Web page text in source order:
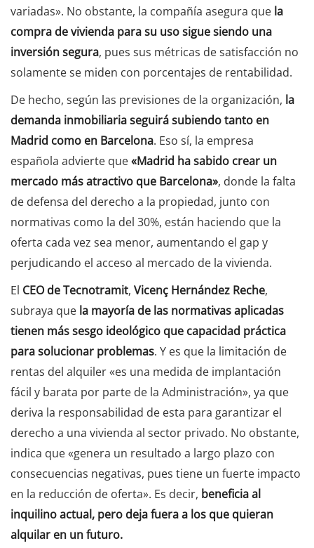
variadas». No obstante, la compañía asegura que la
compra de vivienda para su uso sigue siendo una
inversión segura, pues sus métricas de satisfacción no
solamente se miden con porcentajes de rentabilidad.
De hecho, según las previsiones de la organización, la
demanda inmobiliaria seguirá subiendo tanto en
Madrid como en Barcelona. Eso sí, la empresa
española advierte que«Madrid ha sabido crear un
mercado más atractivo que Barcelona», donde la falta
de defensa del derecho a la propiedad, junto con
normativas como la del 30%, están haciendo que la
oferta cada vez sea menor, aumentando el gap y
perjudicando el acceso al mercado de la vivienda.
El CEO de Tecnotramit, Vicenç Hernández Reche,
subraya que la mayoría de las normativas aplicadas
tienen más sesgo ideológico que capacidad práctica
para solucionar problemas. Y es que la limitación de
rentas del alquiler «es una medida de implantación
fácil y barata por parte de la Administración», ya que
deriva la responsabilidad de esta para garantizar el
derecho a una vivienda al sector privado. No obstante,
indica que «genera un resultado a largo plazo con
consecuencias negativas, pues tiene un fuerte impacto
en la reducción de oferta». Es decir, beneficia al
inquilino actual, pero deja fuera a los que quieran
alquilar en un futuro.